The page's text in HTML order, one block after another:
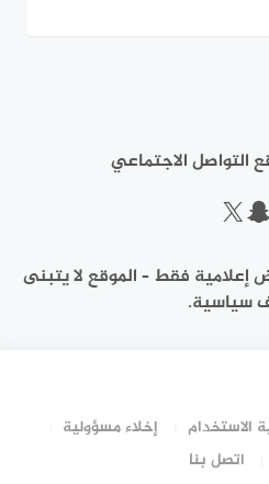
التواصل الاجتماعي
شات
إكس
إعلامية فقط – الموقع لا يتبنى
سياسية.
الاستخدام
إخلاء مسؤولية
اتصل بنا